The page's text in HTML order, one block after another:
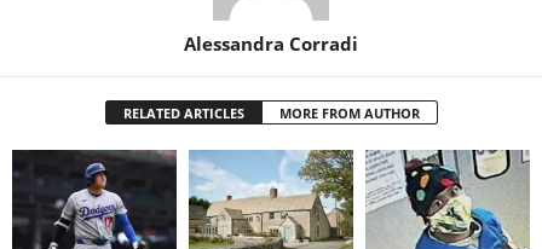
Alessandra Corradi
RELATED ARTICLES MORE FROM AUTHOR